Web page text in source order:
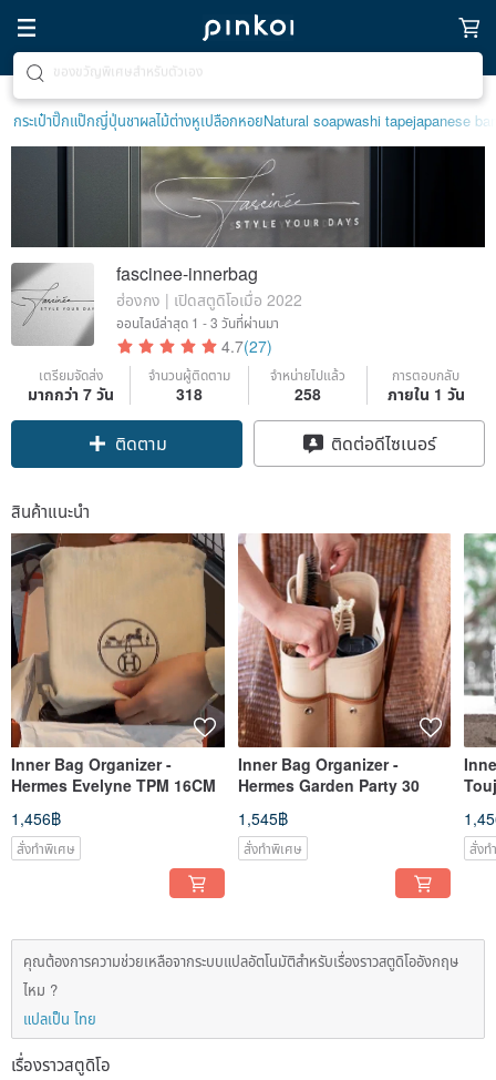
ตามหาไอเทมฮีลใจ
กระเป๋าปิ๊กแป๊กญี่ปุ่นชาผลไม้ต่างหูเปลือกหอยNatural soapwashi tapejapanese
fascinee-innerbag
ฮ่องกง | เปิดสตูดิโอเมื่อ 2022
ออนไลน์ล่าสุด 1 - 3 วันที่ผ่านมา
4.7(27)
เตรียมจัดส่ง
มากกว่า 7 วัน
จำนวนผู้ติดตาม
318
จำหน่ายไปแล้ว
258
การตอบกลับ
ภายใน 1 วัน
ติดตาม ติดต่อดีไซเนอร์
สินค้าแนะนำ
Inner Bag Organizer -
Hermes Evelyne TPM 16CM
1,456฿
สั่งทำพิเศษ
Inner Bag Organizer -
Hermes Garden Party 30
1,545฿
สั่งทำพิเศษ สั่งท
คุณต้องการความช่วยเหลือจากระบบแปลอัตโนมัติสำหรับเรื่องราวสตูดิโออังกฤษ
ไหม ?
แปลเป็น ไทย
เรื่องราวสตูดิโอ